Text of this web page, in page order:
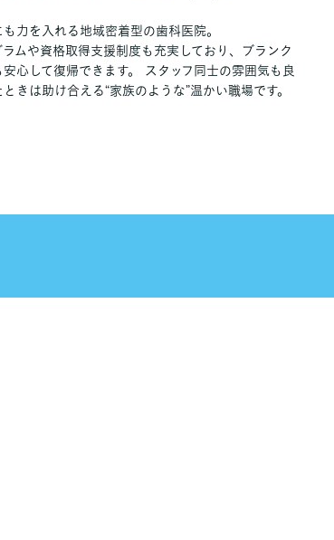
力を入れる地域密着型の歯科医院。
ラムや資格取得支援制度も充実しており、ブランク
安心して復帰できます。 スタッフ同士の雰囲気も良
ときは助け合える“家族のような”温かい職場です。